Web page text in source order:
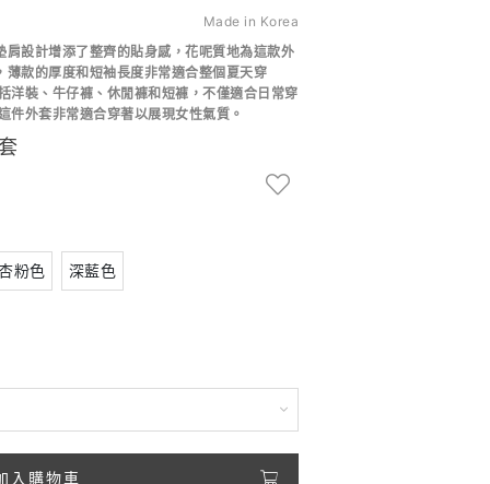
Made in Korea
肩設計增添了 整齊的貼身感， 花呢質地為這款外
薄款的厚度和短袖長度非常適合整個夏天穿
洋裝、牛仔褲、休閒褲和短褲， 不僅適合日常穿
件外套非常適合穿著以展現女性氣質。
粉色 深藍色
入購物車